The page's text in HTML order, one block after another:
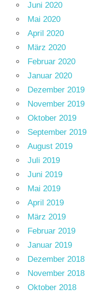
Juni 2020
Mai 2020
April 2020
März 2020
Februar 2020
Januar 2020
Dezember 2019
November 2019
Oktober 2019
September 2019
August 2019
Juli 2019
Juni 2019
Mai 2019
April 2019
März 2019
Februar 2019
Januar 2019
Dezember 2018
November 2018
Oktober 2018